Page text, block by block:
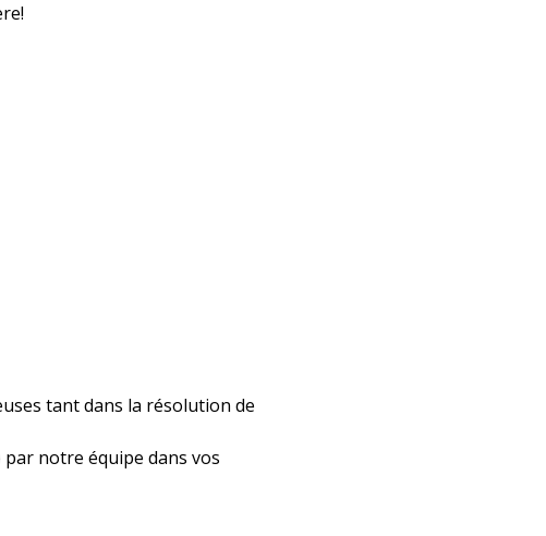
tant dans la résolution de
notre équipe dans vos